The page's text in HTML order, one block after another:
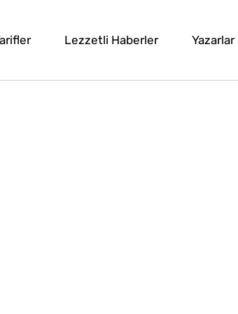
Lezzetli Haberler Yazarlar